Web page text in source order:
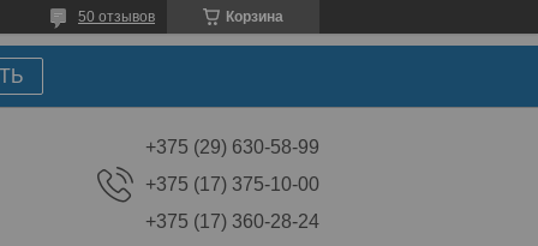
Корзина
50 отзывов
+375 (29) 630-58-99
+375 (17) 375-10-00
+375 (17) 360-28-24